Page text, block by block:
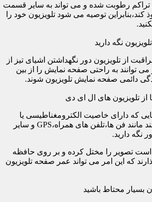
تراکم رطوبت شده و می تواند به سایر قسمت
کند،بنابراین توصیه می شود تلویزیون خود را
از تلویزیون دور نگهداشتن اشیای تیز از
توانند به راحتی صفحه نمایش را از بین
دائمی صفحه نمایش تلویزیون شوند.
که دارای خاصیت الکترومغناطیسی یا
الکتریسیته ساکن هستند مانند فن ها،تلفن های همراه،GPS و سایر
نگه دارید.
است تصویر را مختل کرده و بر روی حافظه
که این امر می تواند عمر صفحه تلویزیون